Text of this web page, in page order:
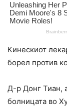
Кинескиот
борел против
Д-р Донг Тиан,
болницата во